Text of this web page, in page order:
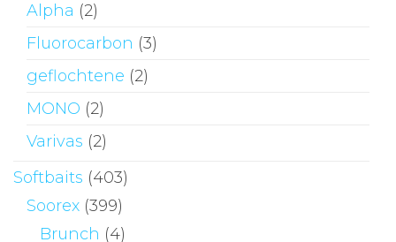
Alpha (2)
Fluorocarbon (3)
geflochtene (2)
MONO (2)
Varivas (2)
Softbaits (403)
Soorex (399)
Brunch (4)